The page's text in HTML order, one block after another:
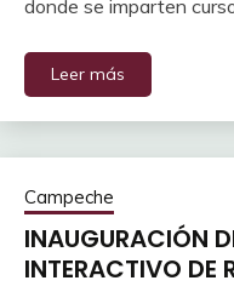
donde se imparten
Leer más
Campeche
INAUGURACIÓN
INTERACTIVO DE